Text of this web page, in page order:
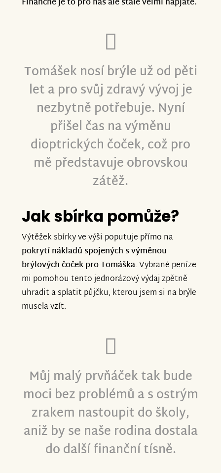
Tomášek nosí brýle už od pěti
let a pro svůj zdravý vývoj je
nezbytně potřebuje. Nyní
přišel čas na výměnu
dioptrických čoček, což pro
mě představuje obrovskou
zátěž.
Jak sbírka pomůže?
Výtěžek sbírky ve výši poputuje přímo na
pokrytí nákladů spojených s výměnou
brýlových čoček pro Tomáška. Vybrané peníze
mi pomohou tento jednorázový výdaj zpětně
uhradit a splatit půjčku, kterou jsem si na brýle
musela vzít.
Můj malý prvňáček tak bude
moci bez problémů a s ostrým
zrakem nastoupit do školy,
aniž by se naše rodina dostala
do další finanční tísně.